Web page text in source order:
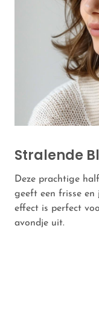
Stralende
Deze prachtige
geeft een frisse en
effect is perfect
avondje uit.